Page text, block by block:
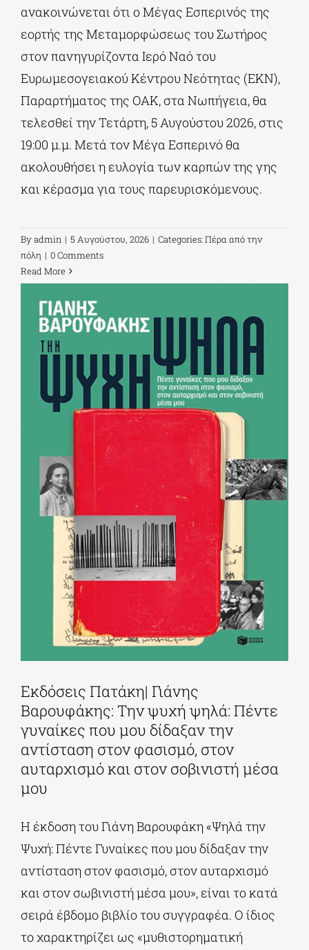
ανακοινώνεται ότι ο Μέγας Εσπερινός της
εορτής της Μεταμορφώσεως του Σωτήρος
στον πανηγυρίζοντα Ιερό Ναό του
Ευρωμεσογειακού Κέντρου Νεότητας (ΕΚΝ),
Παραρτήματος της ΟΑΚ, στα Νωπήγεια, θα
τελεσθεί την Τετάρτη, 5 Αυγούστου 2026, στις
19:00 μ.μ. Μετά τον Μέγα Εσπερινό θα
ακολουθήσει η ευλογία των καρπών της γης
και κέρασμα για τους παρευρισκόμενους.
Byadmin | 5 Αυγούστου, 2026 | Categories:Πέρα από την
πόλη | 0 Comments
Read More
Εκδόσεις Πατάκη| Γιάνης
Βαρουφάκης: Την ψυχή ψηλά: Πέντε
γυναίκες που μου δίδαξαν την
αντίσταση στον φασισμό, στον
αυταρχισμό και στον σοβινιστή μέσα
μου
Η έκδοση του Γιάνη Βαρουφάκη «Ψηλά την
Ψυχή: Πέντε Γυναίκες που μου δίδαξαν την
αντίσταση στον φασισμό, στον αυταρχισμό
και στον σωβινιστή μέσα μου», είναι το κατά
σειρά έβδομο βιβλίο του συγγραφέα. Ο ίδιος
το χαρακτηρίζει ως «μυθιστορηματική